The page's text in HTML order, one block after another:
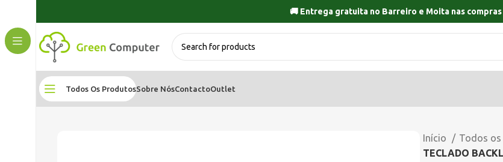
🚚 Entrega gratuita no Barreiro e Moita nas
Todos Os ProdutosSobre NósContactoOutlet
Início Todos
TECLADO